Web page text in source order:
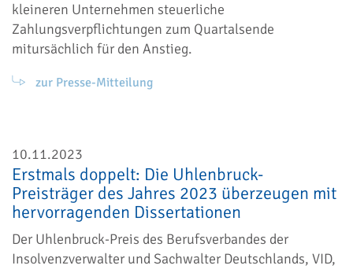
kleineren Unternehmen steuerliche
Zahlungsverpflichtungen zum Quartalsende
mitursächlich für den Anstieg.
zur Presse-Mitteilung
10.11.2023
Erstmals doppelt: Die Uhlenbruck-
Preisträger des Jahres 2023 überzeugen mit
hervorragenden Dissertationen
Der Uhlenbruck-Preis des Berufsverbandes der
Insolvenzverwalter und Sachwalter Deutschlands, VID,